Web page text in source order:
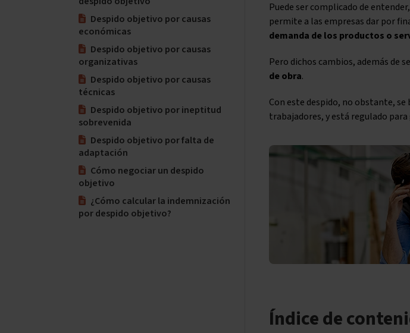
Puede ser complicado de
permite a las empresas dar por
demanda de los productos o
Pero dichos cambios, además de
de obra.
Con este despido, no obstante,
trabajadores, y está regulado
Índice de
Despido objetivo por causas
económicas
Despido objetivo por causas
organizativas
Despido objetivo por causas
técnicas
Despido objetivo por ineptitud
sobrevenida
Despido objetivo por falta de
adaptación
Cómo negociar un despido
objetivo
¿Cómo calcular la indemnización
por despido objetivo?